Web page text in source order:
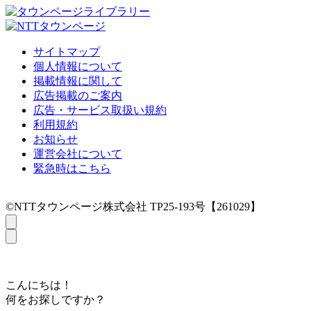
サイトマップ
個人情報について
掲載情報に関して
広告掲載のご案内
広告・サービス取扱い規約
利用規約
お知らせ
運営会社について
緊急時はこちら
©NTTタウンページ株式会社 TP25-193号【261029】
こんにちは！
何をお探しですか？